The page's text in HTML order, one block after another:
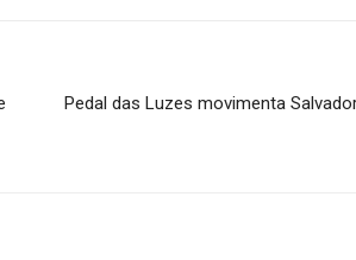
Pedal das Luzes movimenta